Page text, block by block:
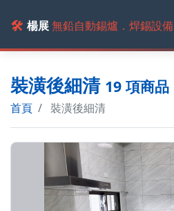
🛠️ 楊展無鉛自動錫爐．焊錫設備
裝潢後細清 19 項商品
首頁 裝潢後細清